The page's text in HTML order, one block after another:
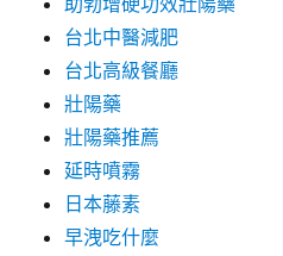
台北中醫減肥
台北高級餐廳
壯陽藥
壯陽藥推薦
延時噴霧
日本藤素
早洩吃什麼